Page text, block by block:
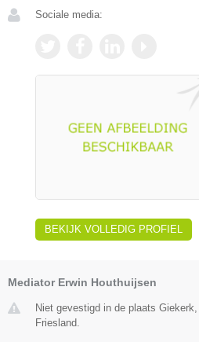
Sociale media:
BEKIJK VOLLEDIG PROFIEL
Mediator Erwin Houthuijsen
Niet gevestigd in de plaats
Friesland.